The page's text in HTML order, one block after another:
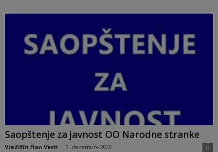
Saopštenje za javnost OO Narodne stranke
Vladičin Han Vesti - 3. decembra 2020. 0